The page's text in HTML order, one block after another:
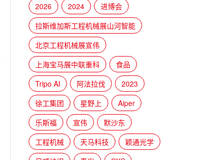
2026
2024
进博会
拉斯维加斯工程机械展山河智能
北京工程机械展宣伟
上海宝马展中联重科
食品
Tripo AI
阿法拉伐
2023
徐工集团
星野上
Aiper
乐斯福
宣伟
默沙东
工程机械
天马科技
颖通光学